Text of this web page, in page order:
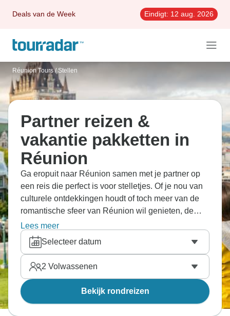
Deals van de Week Eindigt: 12 aug. 2026
Réunion Tours / Stellen
Partner reizen &
vakantie pakketten in
Réunion
Ga eropuit naar Réunion samen met je partner op
een reis die perfect is voor stelletjes. Of je nou van
culturele ontdekkingen houdt of toch meer van de
romantische sfeer van Réunion wil genieten, de
reizen brengen je naar de straatjes van Cilaos en
de charme van Salazie zal jullie beiden betoveren.
Vind de tour naar Réunion die perfect is voor jullie
tweetjes, reis samen en bekijk de wereld van
dichtbij. Onze reisexperts hebben alle tours
doorzocht en hebben handmatig de beste
avontuurlijke vakanties
Lees meer
Selecteer datum
2 Volwassenen
Bekijk rondreizen